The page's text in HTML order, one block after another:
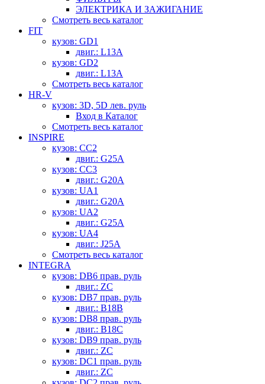
ЭЛЕКТРИКА И ЗАЖИГАНИЕ
Смотреть весь каталог
FIT
кузов: GD1
двиг.: L13A
кузов: GD2
двиг.: L13A
Смотреть весь каталог
HR-V
кузов: 3D, 5D лев. руль
Вход в Каталог
Смотреть весь каталог
INSPIRE
кузов: CC2
двиг.: G25A
кузов: CC3
двиг.: G20A
кузов: UA1
двиг.: G20A
кузов: UA2
двиг.: G25A
кузов: UA4
двиг.: J25A
Смотреть весь каталог
INTEGRA
кузов: DB6 прав. руль
двиг.: ZC
кузов: DB7 прав. руль
двиг.: B18B
кузов: DB8 прав. руль
двиг.: B18C
кузов: DB9 прав. руль
двиг.: ZC
кузов: DC1 прав. руль
двиг.: ZC